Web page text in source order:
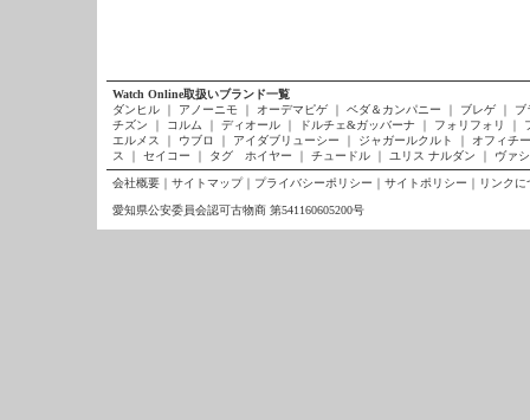
Watch Online取扱いブランド一覧
ダンヒル
｜ アノーニモ ｜ オーデマピゲ ｜ ベダ＆カンパニー ｜ ブレゲ ｜
ブ
チズン
｜ コルム ｜ ディオール ｜ ドルチェ&ガッバーナ ｜ フォリフォリ ｜
エルメス
｜ ウブロ ｜ アイダブリューシー ｜ ジャガールクルト ｜
オフィチ
ス
｜ セイコー ｜ タグ ホイヤー ｜ チュードル ｜ ユリス ナルダン ｜ ヴァ
会社概要 ｜ サイトマップ｜ プライバシーポリシー ｜ サイトポリシー ｜ リンクに
愛知県公安委員会認可古物商 第541160605200号